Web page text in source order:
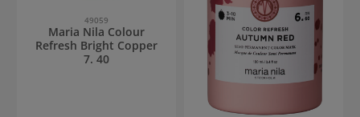
49059
Maria Nila Colour
Refresh Bright Copper
7. 40